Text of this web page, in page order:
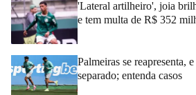
'Lateral artilheiro', joia
e tem multa de R$ 352
Palmeiras se reapresenta,
separado; entenda casos